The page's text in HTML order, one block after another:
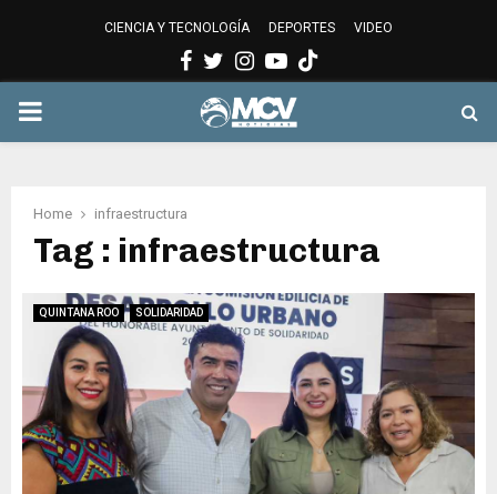
CIENCIA Y TECNOLOGÍA DEPORTES VIDEO
Facebook
Twitter
Instagram
Youtube
PRIMARY
Home infraestructura
Tag : infraestructura
QUINTANA ROO SOLIDARIDAD